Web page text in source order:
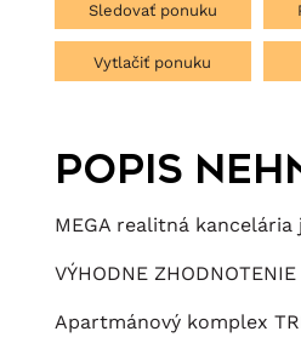
Sledovať ponuku
Vytlačiť ponuku
Popis
MEGA realitná
VÝHODNE
Apartmánový komplex